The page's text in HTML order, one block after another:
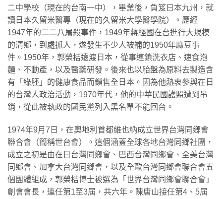
二中學校（現在的台南一中），畢業後，負笈日本九州，就
讀日本久留米醫專（現在的久留米大學醫學院）。歷經
1947年的二二八屠殺事件，1949年蔣經國在台進行大規模
的清鄉，到處抓人，遂發生不少人被補的1950年麻豆事
件。1950年，郭榮桔遠渡日本，從事連鎖洗衣店、速食泡
麵、不動產，以及醫藥研發。後來也以胎盤為原料去製造含
有「綠胚」的健康食品而鎖售全日本。因為他熱衷參與在日
的台灣人政治活動，1970年代，他的中華民國護照遭到吊
銷，從此被執政的國民黨列入黑名單不能回台。
1974年9月7日，在奧地利首都維也納成立世界台灣同鄉會
聯合會（簡稱世台會）。這個涵蓋全球各地台灣同鄉社團，
成立之初是由在日台灣同鄉會、巴西台灣同鄉會、全美台灣
同鄉會、加拿大台灣同鄉會，以及全歐台灣同鄉會聯合會五
個團體組成，郭榮桔博士被選為「世界台灣同鄉會聯合會」
創會會長，連任第1至3屆，共六年。陳唐山接任第4、5屆